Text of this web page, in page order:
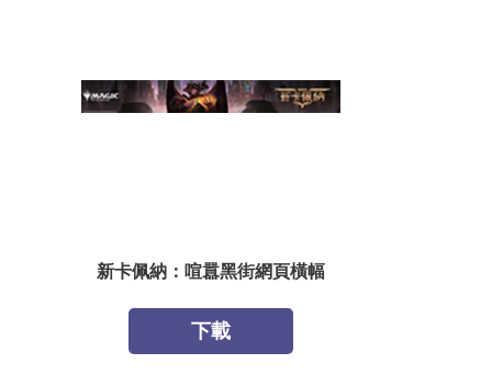
新卡佩納：喧囂黑街網頁橫幅
下載